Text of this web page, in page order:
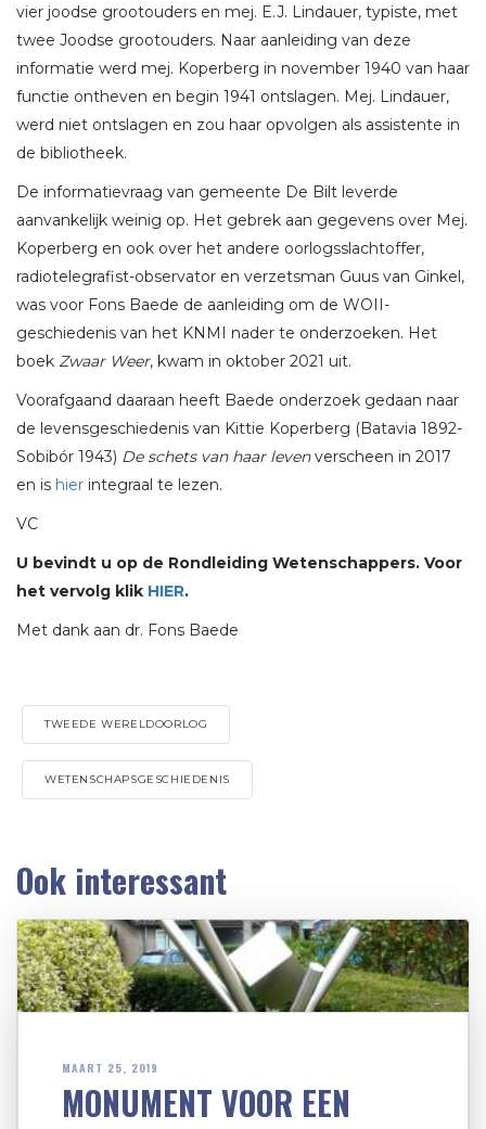
vier joodse grootouders en mej. E.J. Lindauer, typiste, met
twee Joodse grootouders. Naar aanleiding van deze
informatie werd mej. Koperberg in november 1940 van haar
functie ontheven en begin 1941 ontslagen. Mej. Lindauer,
werd niet ontslagen en zou haar opvolgen als assistente in
de bibliotheek.
De informatievraag van gemeente De Bilt leverde
aanvankelijk weinig op. Het gebrek aan gegevens over Mej.
Koperberg en ook over het andere oorlogsslachtoffer,
radiotelegrafist-observator en verzetsman Guus van Ginkel,
was voor Fons Baede de aanleiding om de WOII-
geschiedenis van het KNMI nader te onderzoeken. Het
boek Zwaar Weer, kwam in oktober 2021 uit.
Voorafgaand daaraan heeft Baede onderzoek gedaan naar
de levensgeschiedenis van Kittie Koperberg (Batavia 1892-
Sobibór 1943) De schets van haar levenverscheen in 2017
en is hier integraal te lezen.
VC
U bevindt u op de Rondleiding Wetenschappers. Voor
het vervolg klik HIER.
Met dank aan dr. Fons Baede
TWEEDE WERELDOORLOG
WETENSCHAPSGESCHIEDENIS
Ook interessant
MAART 25, 2019
MONUMENT VOOR EEN